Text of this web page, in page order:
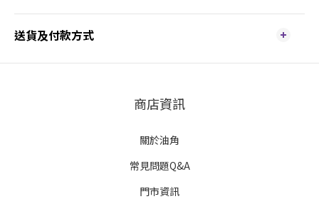
送貨及付款方式
商店資訊
關於油角
常見問題Q&A
門市資訊